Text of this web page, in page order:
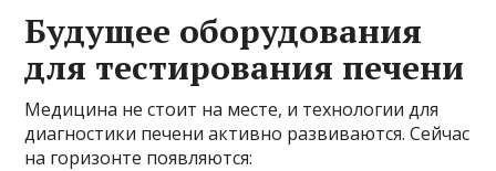
Будущее оборудования
для тестирования печени
Медицина не стоит на месте, и технологии для
диагностики печени активно развиваются. Сейчас
на горизонте появляются: